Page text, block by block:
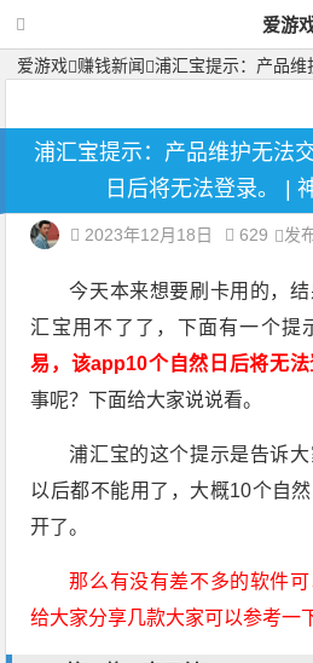
爱游
爱游戏 赚钱新闻 浦汇宝提示：产品维护无法
浦汇宝提示：产品维护无法
日后将无法登录。 |
2023年12月18日 629 发
今天本来想要刷卡用的，
汇宝用不了了，下面有一个提
易，该app10个自然日后将无法
事呢？下面给大家说说看。
浦汇宝的这个提示是告诉大
以后都不能用了，大概10个自
开了。
那么有没有差不多的软件
给大家分享几款大家可以参考一